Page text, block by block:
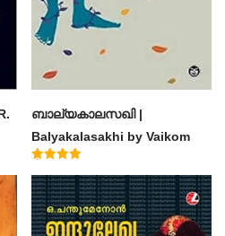
ബാല്യകാലസഖി |
Balyakalasakhi by Vaikom
Muhammad Basheer
4.60
out of 5